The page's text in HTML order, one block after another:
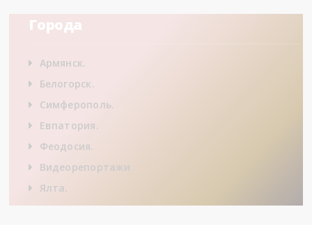
Города
Армянск.
Белогорск.
Симферополь.
Евпатория.
Феодосия.
Видеорепортажи
Ялта.